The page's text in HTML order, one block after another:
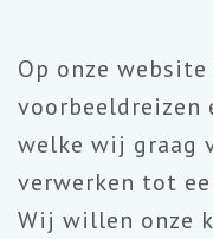
Op onze
voorbeeldreizen
welke wij graag
verwerken tot
Wij willen onze